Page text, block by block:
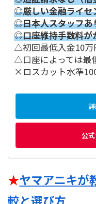
◎厳しい金融ライセ
◎日本人スタッフあ
◎口座維持手数料が
△初回最低入金10万
△口座によっては最
×ロスカット水準
公
★ヤマアニキが
較と選び方